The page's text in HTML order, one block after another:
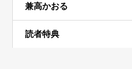
兼高かおる
読者特典